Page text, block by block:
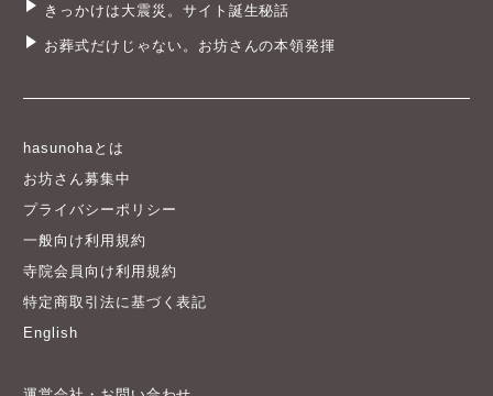
きっかけは大震災。サイト誕生秘話
お葬式だけじゃない。お坊さんの本領発揮
hasunohaとは
お坊さん募集中
プライバシーポリシー
一般向け利用規約
寺院会員向け利用規約
特定商取引法に基づく表記
English